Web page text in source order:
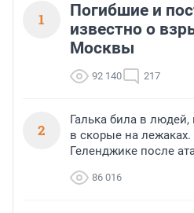
1
Погибшие и
известно о
Москвы
92 140 217
2
Галька била в людей,
в скорые на
Геленджике после
86 016